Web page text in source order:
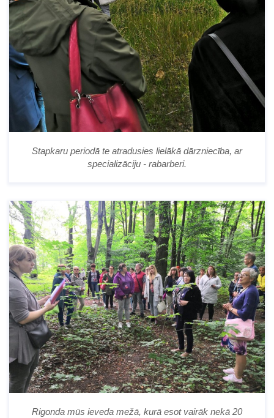
Stapkaru periodā te atradusies lielākā dārzniecība, ar
specializāciju - rabarberi.
Rigonda mūs ieveda mežā, kurā esot vairāk nekā 20